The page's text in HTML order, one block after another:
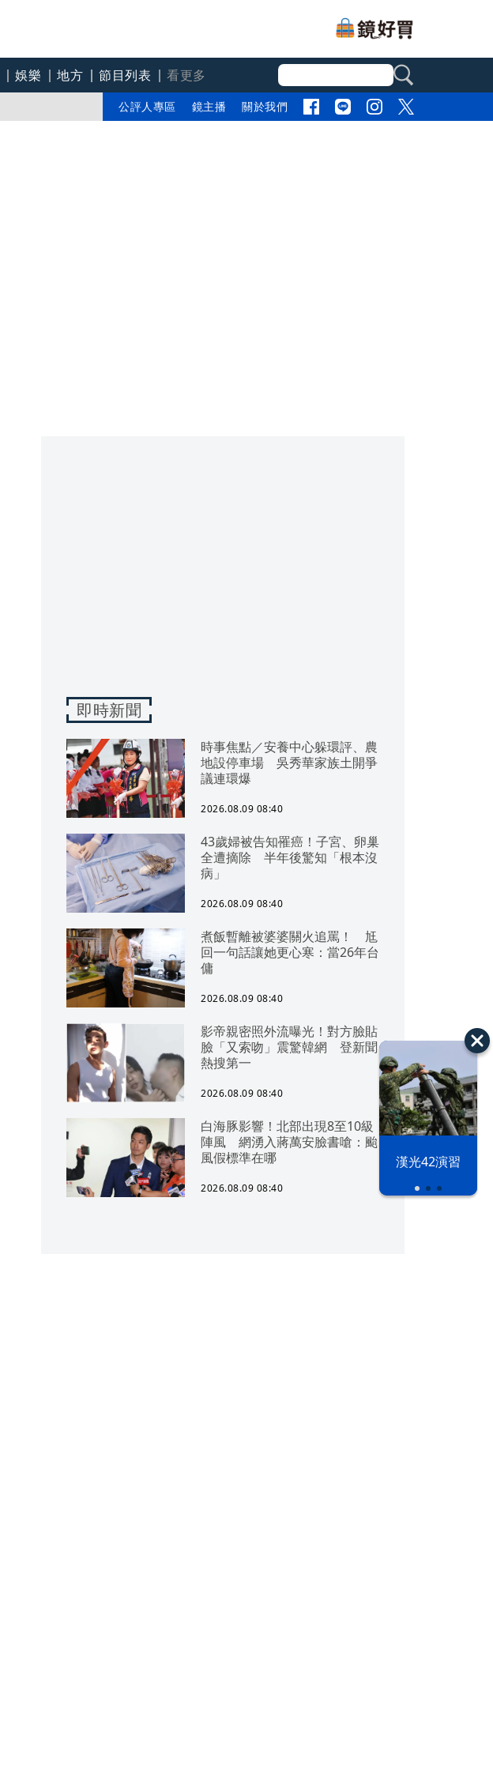
娛樂 地方 節目列表
看更多
公評人專區 鏡主播 關於我們
漢光42演習
即時新聞
時事焦點／安養中心躲環評、農
地設停車場 吳秀華家族土開爭
議連環爆
2026.08.09 08:40
43歲婦被告知罹癌！子宮、卵巢
全遭摘除 半年後驚知「根本沒
病」
2026.08.09 08:40
煮飯暫離被婆婆關火追罵！ 尪
回一句話讓她更心寒：當26年台
傭
2026.08.09 08:40
影帝親密照外流曝光！對方臉貼
臉「又索吻」震驚韓網 登新聞
熱搜第一
2026.08.09 08:40
白海豚影響！北部出現8至10級
陣風 網湧入蔣萬安臉書嗆：颱
風假標準在哪
2026.08.09 08:40